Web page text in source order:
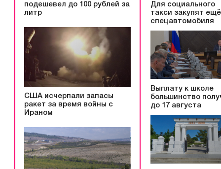
подешевел до 100 рублей за
литр
США исчерпали запасы
ракет за время войны с
Ираном
Для социального
такси закупят
спецавтомобиля
Выплату к школе
большинство
до 17 августа